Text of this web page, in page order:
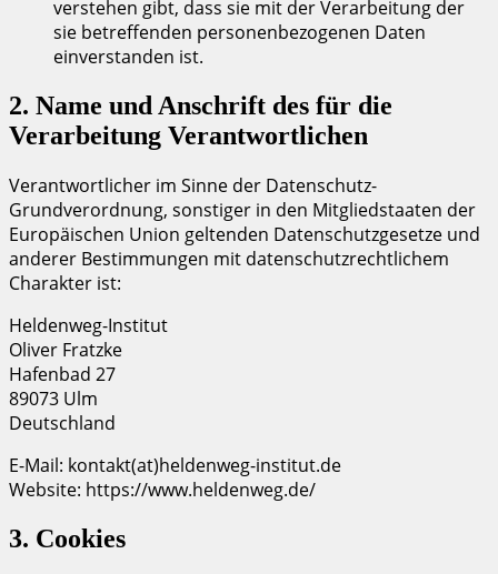
verstehen gibt, dass sie mit der Verarbeitung der
sie betreffenden personenbezogenen Daten
einverstanden ist.
2. Name und Anschrift des für die
Verarbeitung Verantwortlichen
Verantwortlicher im Sinne der Datenschutz-
Grundverordnung, sonstiger in den Mitgliedstaaten der
Europäischen Union geltenden Datenschutzgesetze und
anderer Bestimmungen mit datenschutzrechtlichem
Charakter ist:
Heldenweg-Institut
Oliver Fratzke
Hafenbad 27
89073 Ulm
Deutschland
E-Mail: kontakt(at)heldenweg-institut.de
Website: https://www.heldenweg.de/
3. Cookies